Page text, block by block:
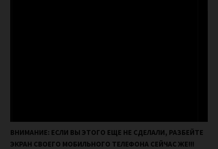
ВНИМАНИЕ: ЕСЛИ ВЫ ЭТОГО ЕЩЕ НЕ СДЕЛАЛИ, РАЗБЕЙТЕ
ЭКРАН СВОЕГО МОБИЛЬНОГО ТЕЛЕФОНА СЕЙЧАС ЖЕ!!!